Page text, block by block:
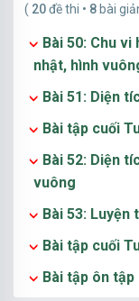
( 20đề thi • 8 bài
Bài 50: Chu
nhật, hình
Bài 51: Diện
Bài tập cuối
Bài 52: Diện
vuông
Bài 53: Luyện
Bài tập cuối
Bài tập ôn tập